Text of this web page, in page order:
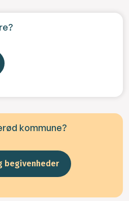
kommune?
begivenheder